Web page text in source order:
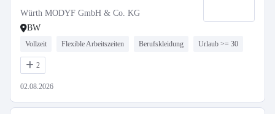
Würth MODYF GmbH & Co. KG
BW
Vollzeit Flexible Arbeitszeiten Berufskleidung Urlaub >= 30
2
02.08.2026